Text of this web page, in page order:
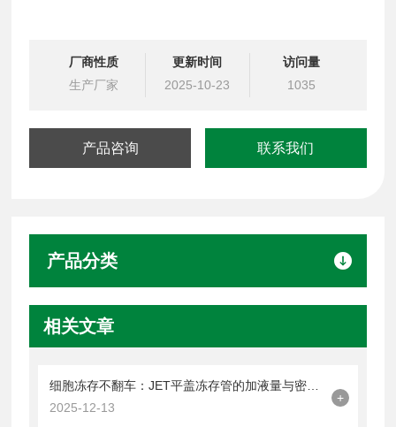
厂商性质
生产厂家
更新时间
2025-10-23
访问量
1035
产品咨询 联系我们
产品分类
相关文章
2025-12-13
+